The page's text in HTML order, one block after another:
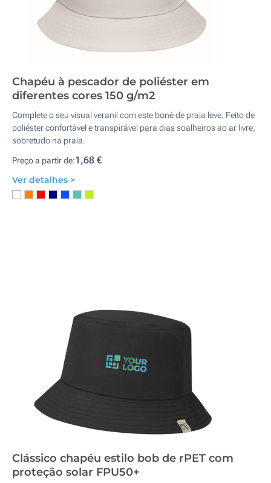
Chapéu à pescador de poliéster em
diferentes cores 150 g/m2
Complete o seu visual veranil com este boné de praia leve. Feito de
poliéster confortável e transpirável para dias soalheiros ao ar livre,
sobretudo na praia.
Preço a partir de:1,68 €
Ver detalhes >
Clássico chapéu estilo bob de rPET com
proteção solar FPU50+